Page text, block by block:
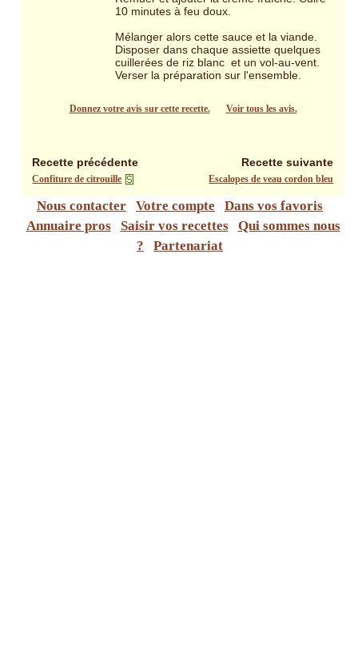
10 minutes à feu doux.
Mélanger alors cette sauce et la viande.
Disposer dans chaque assiette quelques
cuillerées de riz blanc et un vol-au-vent.
Verser la préparation sur l'ensemble.
Donnez votre avis sur cette recette. Voir tous les avis.
Recette précédente Recette suivante
Confiture de citrouille Escalopes de veau cordon bleu
Nous contacter Votre compte
Dans vos favoris
Annuaire pros
Saisir vos recettes
Qui sommes nous
?
Partenariat